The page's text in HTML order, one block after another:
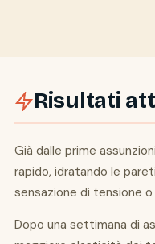
Risultati
Già dalle prime
rapido, idratando le
sensazione di tensione
Dopo una settimana di